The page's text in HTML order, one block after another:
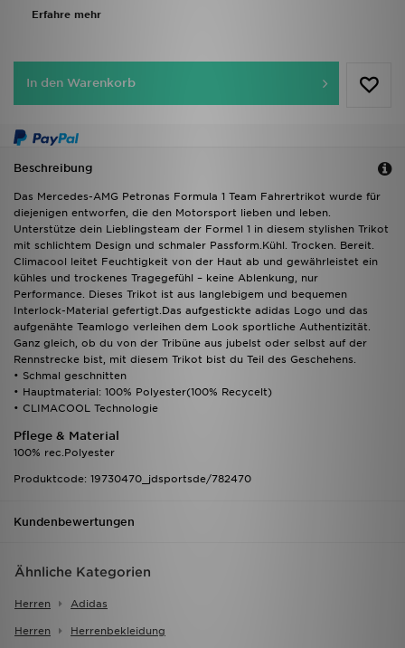
Erfahre mehr
In den Warenkorb
Beschreibung
Das Mercedes-AMG Petronas Formula 1 Team Fahrertrikot wurde für
diejenigen entworfen, die den Motorsport lieben und leben.
Unterstütze dein Lieblingsteam der Formel 1 in diesem stylishen Trikot
mit schlichtem Design und schmaler Passform.Kühl. Trocken. Bereit.
Climacool leitet Feuchtigkeit von der Haut ab und gewährleistet ein
kühles und trockenes Tragegefühl – keine Ablenkung, nur
Performance. Dieses Trikot ist aus langlebigem und bequemen
Interlock-Material gefertigt.Das aufgestickte adidas Logo und das
aufgenähte Teamlogo verleihen dem Look sportliche Authentizität.
Ganz gleich, ob du von der Tribüne aus jubelst oder selbst auf der
Rennstrecke bist, mit diesem Trikot bist du Teil des Geschehens.
• Schmal geschnitten
• Hauptmaterial: 100% Polyester(100% Recycelt)
• CLIMACOOL Technologie
Pflege & Material
100% rec.Polyester
Produktcode: 19730470_jdsportsde/782470
Kundenbewertungen
Ähnliche Kategorien
Herren Adidas
Herren Herrenbekleidung